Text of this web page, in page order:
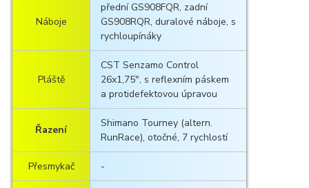
Náboje
přední GS908FQR, zadní
GS908RQR, duralové náboje, s
rychloupínáky
Pláště
CST Senzamo Control
26x1,75", s reflexním páskem
a protidefektovou úpravou
Řazení
Shimano Tourney (altern.
RunRace), otočné, 7 rychlostí
Přesmykač -